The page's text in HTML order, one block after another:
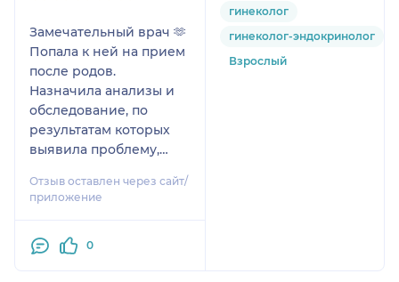
Замечательный врач 🫶
Попала к ней на прием
после родов.
Назначила анализы и
обследование, по
результатам которых
выявила проблему,
лечением занимаемся.
Кажется строгой, но в
понятно объясняет, и
Отзыв оставлен через сайт/
приложение
0
гинеколог
гинеколог-эндокринолог
Взрослый